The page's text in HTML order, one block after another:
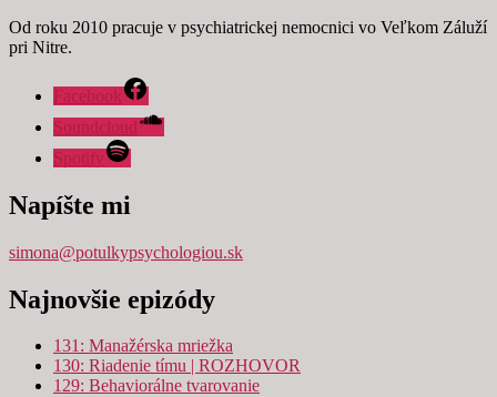
Od roku 2010 pracuje v psychiatrickej nemocnici vo Veľkom Záluží
pri Nitre.
Facebook
Soundcloud
Spotify
Napíšte mi
simona@potulkypsychologiou.sk
Najnovšie epizódy
131: Manažérska mriežka
130: Riadenie tímu | ROZHOVOR
129: Behaviorálne tvarovanie